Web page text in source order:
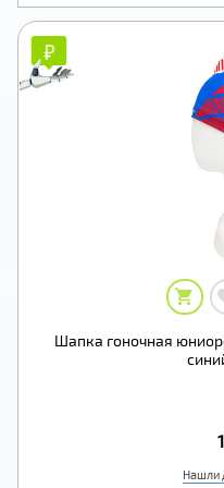
₽
₽
Шапка гоночная
Нашли